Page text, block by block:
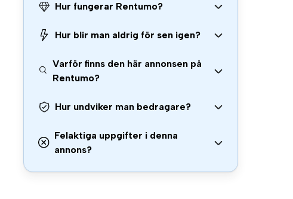
Hur fungerar Rentumo?
Hur blir man aldrig för sen igen?
Varför finns den här annonsen på
Rentumo?
Hur undviker man bedragare?
Felaktiga uppgifter i denna
annons?